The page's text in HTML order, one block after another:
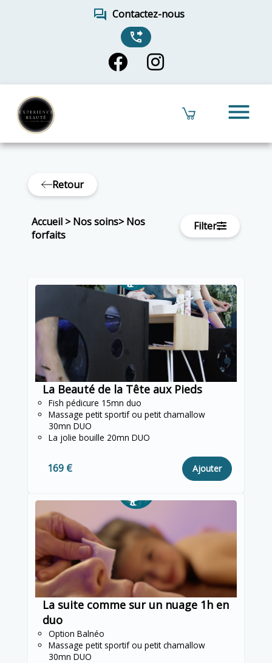
forum Contactez-nous
phone_forwarded
menu
Retour
Accueil >Nos soins>Nos
forfaits
Filter
La Beauté de la Tête aux Pieds
Fish pédicure 15mn duo
Massage petit sportif ou petit chamallow
30mn DUO
La jolie bouille 20mn DUO
169 € Ajouter
La suite comme sur un nuage 1h en
duo
Option Balnéo
Massage petit sportif ou petit chamallow
30mn DUO